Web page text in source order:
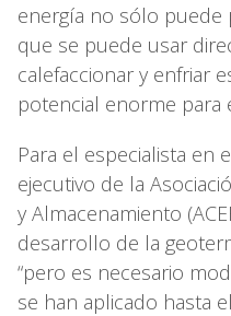
energía no sólo puede
que se puede usar
calefaccionar y enfriar
potencial enorme para
Para el especialista en
ejecutivo de la
y Almacenamiento
desarrollo de la
“pero es necesario
se han aplicado hasta